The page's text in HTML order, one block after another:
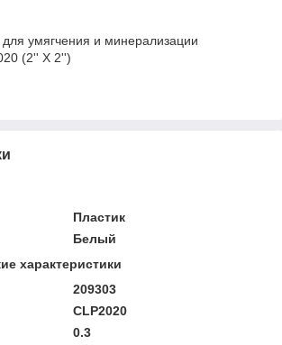
умягчения и минерализации
(2'' X 2'')
Пластик
Белый
характеристики
209303
CLP2020
0.3